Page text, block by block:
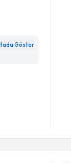
Göster